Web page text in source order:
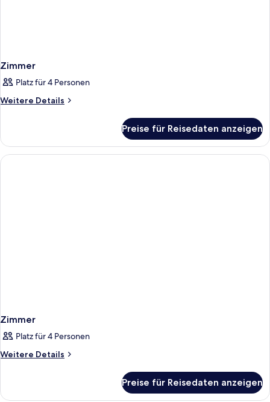
Zimmer
Platz für 4 Personen
Weitere Details
Weitere
Preise für Reisedaten anzeigen
Zimmer
Platz für 4 Personen
Weitere Details
Weitere
Preise für Reisedaten anzeigen